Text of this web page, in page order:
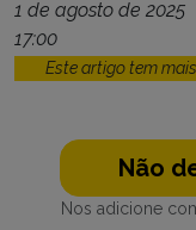
1 de agosto de 2025
17:00
Este artigo tem
Não
Nos adicione